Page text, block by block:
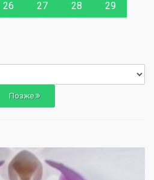
26 27 28 29
Позже